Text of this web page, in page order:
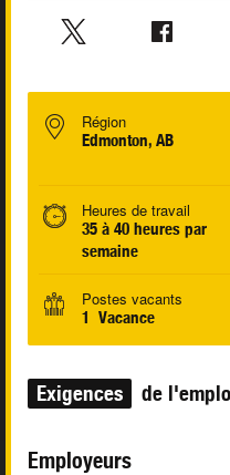
Région
Edmonton, AB
Heures de travail
35 à 40 heures par
semaine
Postes vacants
1 Vacance
Exigences de
Employeurs